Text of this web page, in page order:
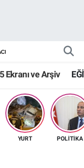
Ekranı ve Arşiv
YURT POLİTİKA